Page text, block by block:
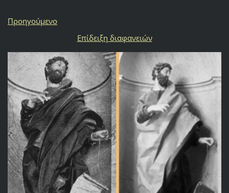
Προηγούμενο
Επίδειξη διαφανειών